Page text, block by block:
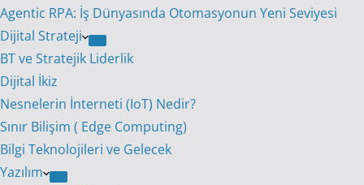
Agentic RPA: İş Dünyasında Otomasyonun Yeni Seviyesi
Dijital Strateji
BT ve Stratejik Liderlik
Dijital İkiz
Nesnelerin İnterneti (IoT) Nedir?
Sınır Bilişim ( Edge Computing)
Bilgi Teknolojileri ve Gelecek
Yazılım